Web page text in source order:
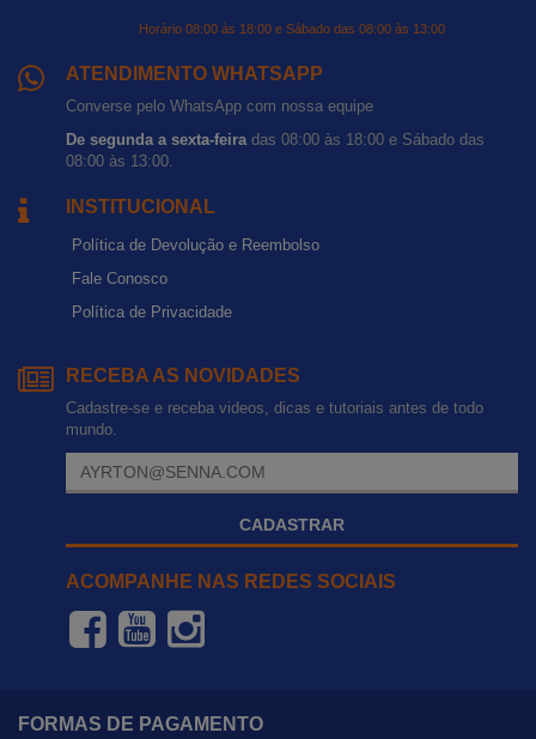
Horário 08:00 às 18:00 e Sábado das 08:00 às 13:00
ATENDIMENTO WHATSAPP
Converse pelo WhatsApp com nossa equipe
De segunda a sexta-feiradas 08:00 às 18:00 e Sábado das
08:00 às 13:00.
INSTITUCIONAL
Política de Devolução e Reembolso
Fale Conosco
Política de Privacidade
RECEBA AS NOVIDADES
Cadastre-se e receba videos, dicas e tutoriais antes de todo
mundo.
CADASTRAR
ACOMPANHE NAS REDES SOCIAIS
FORMAS DE PAGAMENTO